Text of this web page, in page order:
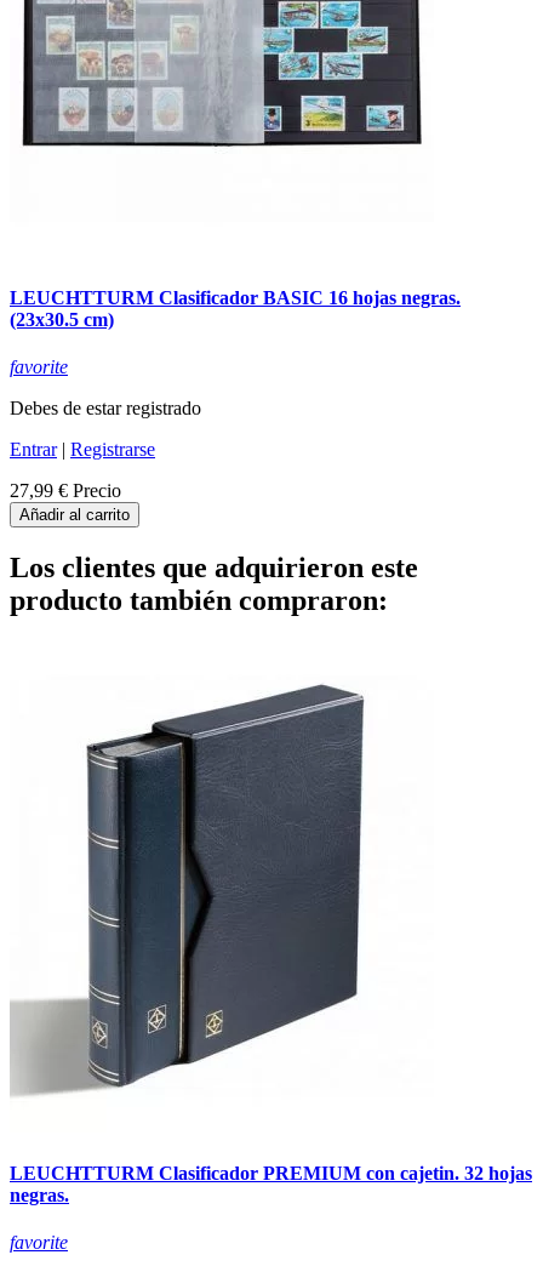
LEUCHTTURM Clasificador BASIC 16 hojas negras.
(23x30.5 cm)
favorite
Debes de estar registrado
Entrar| Registrarse
27,99 € Precio
Añadir al carrito
Los clientes que adquirieron este
producto también compraron:
LEUCHTTURM Clasificador PREMIUM con cajetin. 32 hojas
negras.
favorite